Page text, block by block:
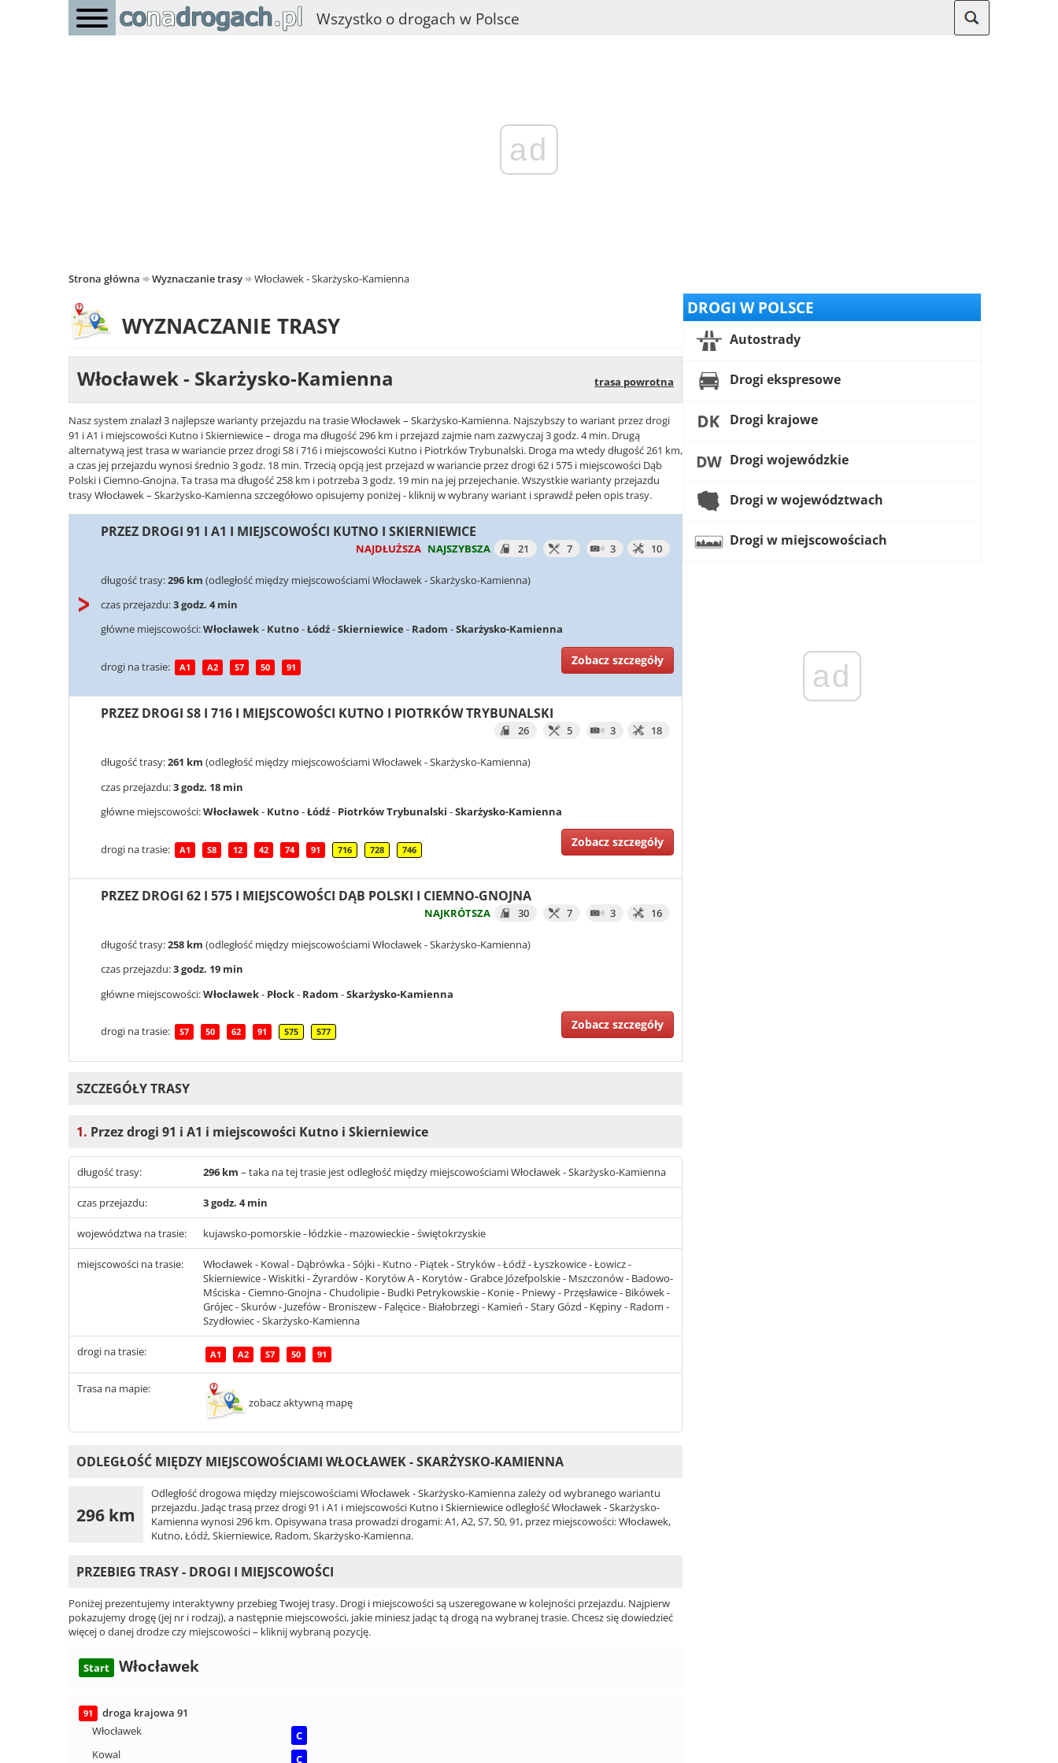
Wszystko o drogach w Polsce
ad
Strona główna Wyznaczanie trasy Włocławek - Skarżysko-Kamienna
WYZNACZANIE TRASY
Włocławek - Skarżysko-Kamienna trasa powrotna
Nasz system znalazł 3 najlepsze warianty przejazdu na trasie Włocławek – Skarżysko-Kamienna. Najszybszy to wariant przez drogi
91 i A1 i miejscowości Kutno i Skierniewice – droga ma długość 296 km i przejazd zajmie nam zazwyczaj 3 godz. 4 min. Drugą
alternatywą jest trasa w wariancie przez drogi S8 i 716 i miejscowości Kutno i Piotrków Trybunalski. Droga ma wtedy długość 261 km,
a czas jej przejazdu wynosi średnio 3 godz. 18 min. Trzecią opcją jest przejazd w wariancie przez drogi 62 i 575 i miejscowości Dąb
Polski i Ciemno-Gnojna. Ta trasa ma długość 258 km i potrzeba 3 godz. 19 min na jej przejechanie. Wszystkie warianty przejazdu
trasy Włocławek – Skarżysko-Kamienna szczegółowo opisujemy poniżej - kliknij w wybrany wariant i sprawdź pełen opis trasy.
PRZEZ DROGI 91 I A1 I MIEJSCOWOŚCI KUTNO I SKIERNIEWICE
NAJDŁUŻSZA NAJSZYBSZA 21 7 3 10
długość trasy:296 km (odległość między miejscowościami Włocławek - Skarżysko-Kamienna)
czas przejazdu:3 godz. 4 min
główne miejscowości:Włocławek- Kutno-Łódź-Skierniewice - Radom -Skarżysko-Kamienna
drogi na trasie: A1 A2 S7 50 91
Zobacz szczegóły
PRZEZ DROGI S8 I 716 I MIEJSCOWOŚCI KUTNO I PIOTRKÓW TRYBUNALSKI
26 5 3 18
długość trasy:261 km (odległość między miejscowościami Włocławek - Skarżysko-Kamienna)
czas przejazdu:3 godz. 18 min
główne miejscowości:Włocławek- Kutno-Łódź- Piotrków Trybunalski -Skarżysko-Kamienna
drogi na trasie: A1 S8 12 42 74 91 716 728 746
Zobacz szczegóły
PRZEZ DROGI 62 I 575 I MIEJSCOWOŚCI DĄB POLSKI I CIEMNO-GNOJNA
NAJKRÓTSZA 30 7 3 16
długość trasy:258 km (odległość między miejscowościami Włocławek - Skarżysko-Kamienna)
czas przejazdu:3 godz. 19 min
główne miejscowości:Włocławek- Płock- Radom -Skarżysko-Kamienna
drogi na trasie: S7 50 62 91 575 577
Zobacz szczegóły
SZCZEGÓŁY TRASY
1. Przez drogi 91 i A1 i miejscowości Kutno i Skierniewice
długość trasy: 296 km – taka na tej trasie jest odległość między miejscowościami Włocławek - Skarżysko-Kamienna
czas przejazdu: 3 godz. 4 min
województwa na trasie: kujawsko-pomorskie - łódzkie - mazowieckie - świętokrzyskie
miejscowości na trasie:
Włocławek - Kowal - Dąbrówka - Sójki - Kutno - Piątek - Stryków - Łódź - Łyszkowice - Łowicz -
Skierniewice - Wiskitki - Żyrardów - Korytów A - Korytów - Grabce Józefpolskie - Mszczonów - Badowo-
Mściska - Ciemno-Gnojna - Chudolipie - Budki Petrykowskie - Konie - Pniewy - Przęsławice - Bikówek -
Grójec - Skurów - Juzefów - Broniszew - Falęcice - Białobrzegi - Kamień - Stary Gózd - Kępiny - Radom -
Szydłowiec - Skarżysko-Kamienna
drogi na trasie: A1 A2 S7 50 91
Trasa na mapie:
zobacz aktywną mapę
ODLEGŁOŚĆ MIĘDZY MIEJSCOWOŚCIAMI WŁOCŁAWEK - SKARŻYSKO-KAMIENNA
296 km
Odległość drogowa między miejscowościami Włocławek - Skarżysko-Kamienna zależy od wybranego wariantu
przejazdu. Jadąc trasą przez drogi 91 i A1 i miejscowości Kutno i Skierniewice odległość Włocławek - Skarżysko-
Kamienna wynosi 296 km. Opisywana trasa prowadzi drogami: A1, A2, S7, 50, 91, przez miejscowości: Włocławek,
Kutno, Łódź, Skierniewice, Radom, Skarżysko-Kamienna.
PRZEBIEG TRASY - DROGI I MIEJSCOWOŚCI
Poniżej prezentujemy interaktywny przebieg Twojej trasy. Drogi i miejscowości są uszeregowane w kolejności przejazdu. Najpierw
pokazujemy drogę (jej nr i rodzaj), a następnie miejscowości, jakie miniesz jadąc tą drogą na wybranej trasie. Chcesz się dowiedzieć
więcej o danej drodze czy miejscowości – kliknij wybraną pozycję.
Start Włocławek
91
droga krajowa 91
Włocławek
C
Kowal
C
DROGI W POLSCE
Autostrady
Drogi ekspresowe
Drogi krajowe
Drogi wojewódzkie
Drogi w województwach
Drogi w miejscowościach
ad